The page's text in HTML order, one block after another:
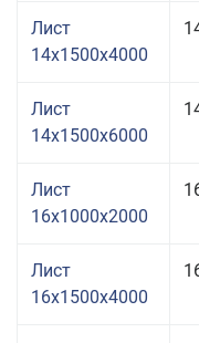
Лист
14x1500x4000
Лист
14x1500x6000
Лист
16x1000x2000
Лист
16x1500x4000